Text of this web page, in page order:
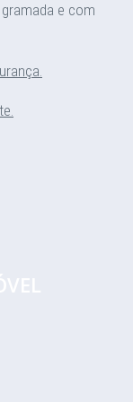
e com